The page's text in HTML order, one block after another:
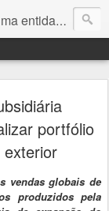
jornalistas e nem este é um blog jornalístico.
portfólio
vendas globais de
produzidos pela